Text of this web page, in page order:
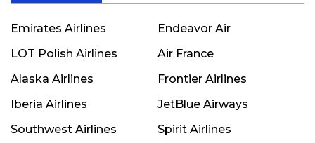
Emirates Airlines
Endeavor Air
LOT Polish Airlines
Air France
Alaska Airlines
Frontier Airlines
Iberia Airlines
JetBlue Airways
Southwest Airlines
Spirit Airlines